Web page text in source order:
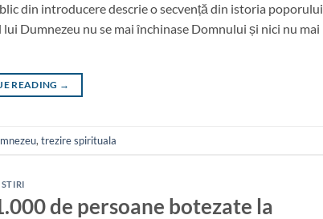
din introducere descrie o secvență din istoria poporului
Dumnezeu nu se mai închinase Domnului și nici nu mai
READING →
, trezire spirituala
STIRI
de persoane botezate la